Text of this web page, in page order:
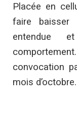
Placée en
faire baisser
entendue
convocation
mois d’octobre.